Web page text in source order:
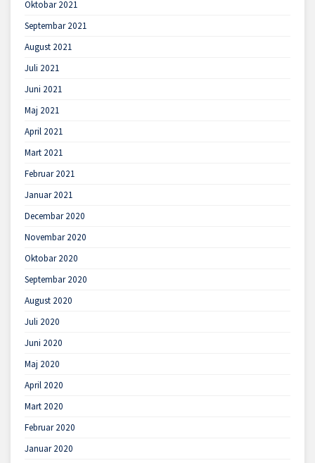
Oktobar 2021
Septembar 2021
August 2021
Juli 2021
Juni 2021
Maj 2021
April 2021
Mart 2021
Februar 2021
Januar 2021
Decembar 2020
Novembar 2020
Oktobar 2020
Septembar 2020
August 2020
Juli 2020
Juni 2020
Maj 2020
April 2020
Mart 2020
Februar 2020
Januar 2020